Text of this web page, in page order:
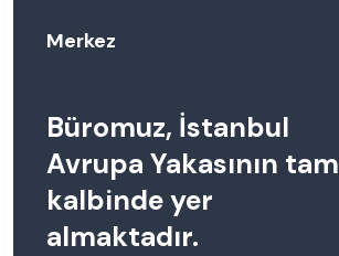
Merkez
Büromuz, İstanbul
Avrupa Yakasının tam
kalbinde yer
almaktadır.